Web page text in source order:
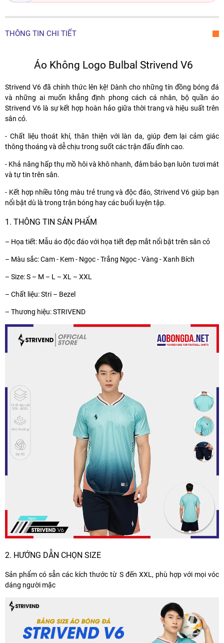
THÔNG TIN CHI TIẾT
Áo Không Logo Bulbal Strivend V6
Strivend V6 đã chính thức lên kệ! Dành cho những tín đồng bóng đá
và những ai muốn khẳng định phong cách cá nhân, bộ quần áo
Strivend V6 là sự kết hợp hoàn hảo giữa thời trang và hiệu suất trên
sân cỏ.
- Chất liệu thoát khí, thân thiện với làn da, giúp đem lại cảm giác
thông thoáng và dễ chịu trong suốt các trận đấu đỉnh cao.
- Khả năng hấp thụ mồ hôi và khô nhanh, đảm bảo bạn luôn tươi mát
và tự tin trên sân.
- Kết hợp nhiều tông màu trẻ trung và độc đáo, Strivend V6 giúp bạn
nổi bật dù là trong trận bóng hay các buổi luyện tập.
1. THÔNG TIN SẢN PHẨM
– Họa tiết: Mẫu áo độc đáo với họa tiết đẹp mắt nổi bật trên sân cỏ
– Màu sắc: Cam - Kem - Ngọc - Trắng Ngọc - Vàng - Xanh Bích
– Size: S – M – L – XL – XXL
– Chất liệu: Stri – Bezel
– Thương hiệu: STRIVEND
2. HƯỚNG DẪN CHỌN SIZE
Sản phẩm có sẵn các kích thước từ S đến XXL, phù hợp với mọi vóc
dáng người mặc